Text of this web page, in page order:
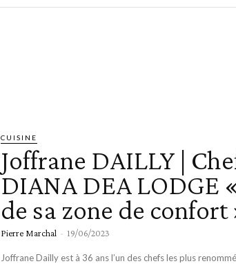
CUISINE
Joffrane DAILLY |
DIANA DEA LODGE
de sa zone de confort
Pierre Marchal - 19/06/2023
Joffrane Dailly est à 36 ans l’un des chefs les plus